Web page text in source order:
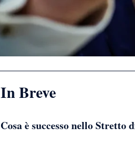
In Breve
Cosa è successo nello